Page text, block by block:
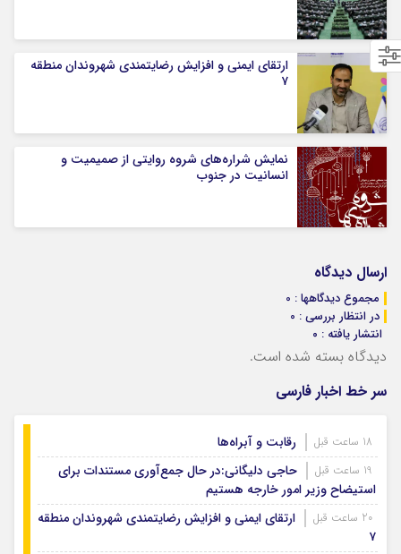
ارتقای ایمنی و افزایش رضایتمندی شهروندان منطقه
۷
نمایش شراره‌های شروه روایتی از صمیمیت و
انسانیت در جنوب
ارسال دیدگاه
مجموع دیدگاهها : 0
در انتظار بررسی : 0
انتشار یافته : ۰
دیدگاه بسته شده است.
سر خط اخبار فارسی
رقابت و آبراه‌ها
حاجی دلیگانی:در حال جمع‌آوری مستندات برای
استیضاح وزیر امور خارجه هستیم
ارتقای ایمنی و افزایش رضایتمندی شهروندان منطقه
۷